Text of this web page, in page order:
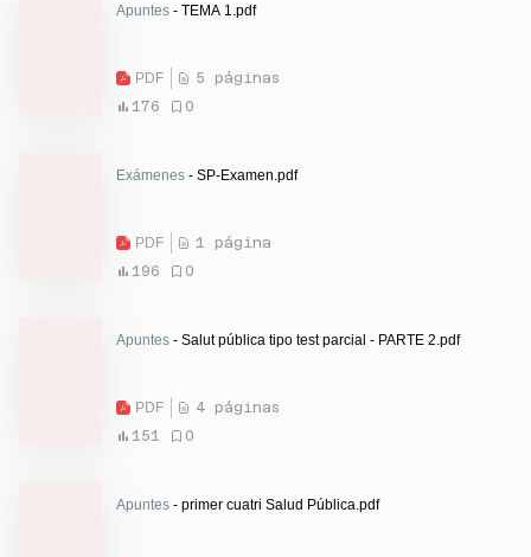
Apuntes - TEMA 1.pdf
PDF
5 páginas
176
0
Exámenes - SP-Examen.pdf
PDF
1 página
196
0
Apuntes - Salut pública tipo test parcial - PARTE 2.pdf
PDF
4 páginas
151
0
Apuntes - primer cuatri Salud Pública.pdf